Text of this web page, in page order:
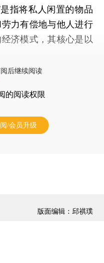
指将私人闲置的物品
力有偿地与他人进行
济模式，其核心是以
后继续阅读
的阅读权限
/会员升级
版面编辑：邱祺璞